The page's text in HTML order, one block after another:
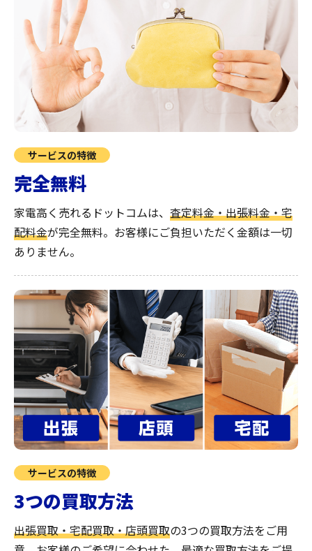
サービスの特徴
完全無料
家電高く売れるドットコムは、 査定料金・出張料金・宅
配料金が完全無料。 お客様にご負担いただく金額は一切
ありません。
サービスの特徴
3つの買取方法
出張買取・宅配買取・店頭買取の3つの買取方法をご用